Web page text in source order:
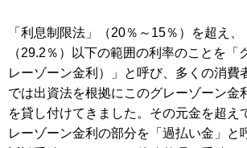
「利息制限法」（20％～15％）を超え、
（29.2％）以下の範囲の利率のことを「
レーゾーン金利）」と呼び、多くの消費
では出資法を根拠にこのグレーゾーン金
を貸し付けてきました。その元金を超え
レーゾーン金利の部分を「過払い金」と